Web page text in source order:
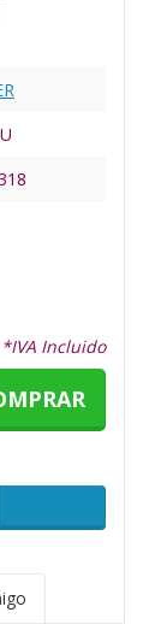
*IVA Incluido